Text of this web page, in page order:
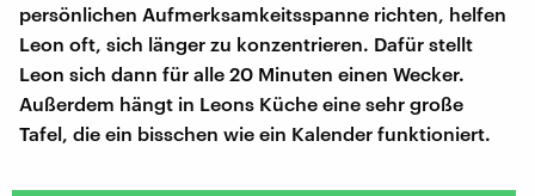
persönlichen Aufmerksamkeitsspanne richten, helfen
Leon oft, sich länger zu konzentrieren. Dafür stellt
Leon sich dann für alle 20 Minuten einen Wecker.
Außerdem hängt in Leons Küche eine sehr große
Tafel, die ein bisschen wie ein Kalender funktioniert.